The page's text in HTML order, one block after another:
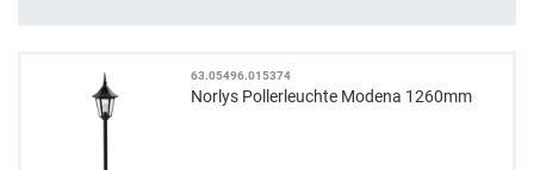
63.05496.015374
Norlys Pollerleuchte Modena 1260mm